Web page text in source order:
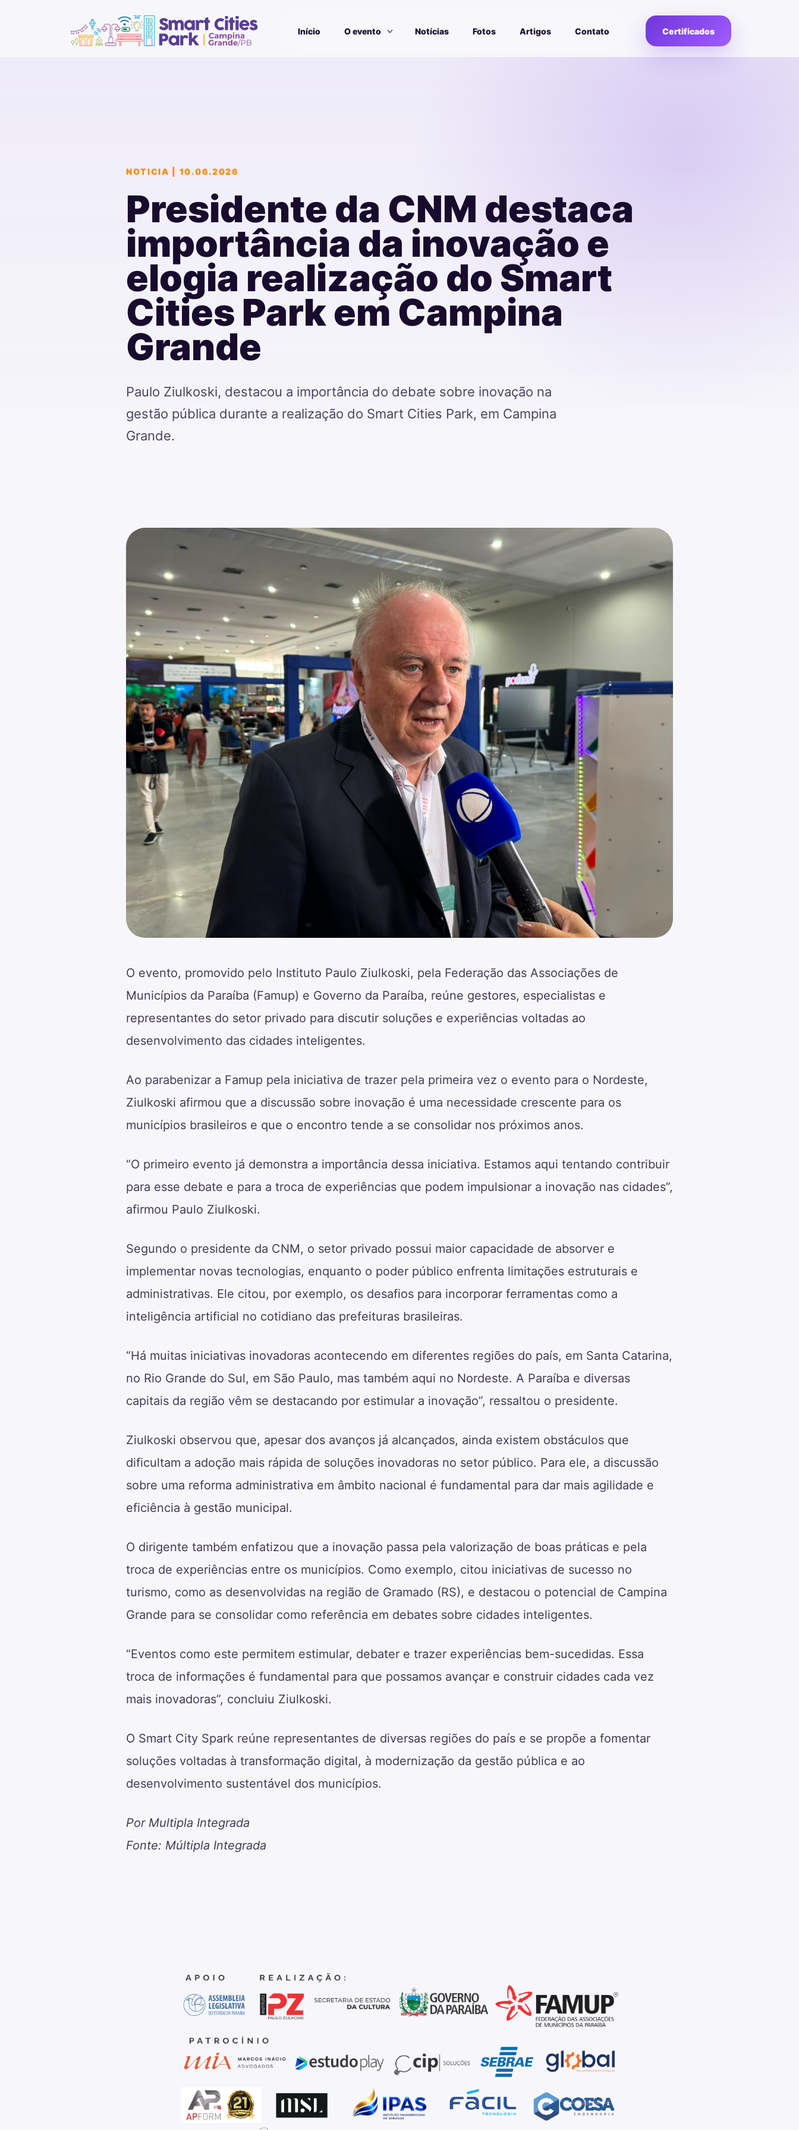
Início O evento Notícias Fotos Artigos Contato Certificados
NOTICIA | 10.06.2026
Presidente da CNM destaca
importância da inovação e
elogia realização do Smart
Cities Park em Campina
Grande
Paulo Ziulkoski, destacou a importância do debate sobre inovação na
gestão pública durante a realização do Smart Cities Park, em Campina
Grande.
O evento, promovido pelo Instituto Paulo Ziulkoski, pela Federação das Associações de
Municípios da Paraíba (Famup) e Governo da Paraíba, reúne gestores, especialistas e
representantes do setor privado para discutir soluções e experiências voltadas ao
desenvolvimento das cidades inteligentes.
Ao parabenizar a Famup pela iniciativa de trazer pela primeira vez o evento para o Nordeste,
Ziulkoski afirmou que a discussão sobre inovação é uma necessidade crescente para os
municípios brasileiros e que o encontro tende a se consolidar nos próximos anos.
“O primeiro evento já demonstra a importância dessa iniciativa. Estamos aqui tentando contribuir
para esse debate e para a troca de experiências que podem impulsionar a inovação nas cidades”,
afirmou Paulo Ziulkoski.
Segundo o presidente da CNM, o setor privado possui maior capacidade de absorver e
implementar novas tecnologias, enquanto o poder público enfrenta limitações estruturais e
administrativas. Ele citou, por exemplo, os desafios para incorporar ferramentas como a
inteligência artificial no cotidiano das prefeituras brasileiras.
“Há muitas iniciativas inovadoras acontecendo em diferentes regiões do país, em Santa Catarina,
no Rio Grande do Sul, em São Paulo, mas também aqui no Nordeste. A Paraíba e diversas
capitais da região vêm se destacando por estimular a inovação”, ressaltou o presidente.
Ziulkoski observou que, apesar dos avanços já alcançados, ainda existem obstáculos que
dificultam a adoção mais rápida de soluções inovadoras no setor público. Para ele, a discussão
sobre uma reforma administrativa em âmbito nacional é fundamental para dar mais agilidade e
eficiência à gestão municipal.
O dirigente também enfatizou que a inovação passa pela valorização de boas práticas e pela
troca de experiências entre os municípios. Como exemplo, citou iniciativas de sucesso no
turismo, como as desenvolvidas na região de Gramado (RS), e destacou o potencial de Campina
Grande para se consolidar como referência em debates sobre cidades inteligentes.
“Eventos como este permitem estimular, debater e trazer experiências bem-sucedidas. Essa
troca de informações é fundamental para que possamos avançar e construir cidades cada vez
mais inovadoras”, concluiu Ziulkoski.
O Smart City Spark reúne representantes de diversas regiões do país e se propõe a fomentar
soluções voltadas à transformação digital, à modernização da gestão pública e ao
desenvolvimento sustentável dos municípios.
Por Multipla Integrada
Fonte: Múltipla Integrada